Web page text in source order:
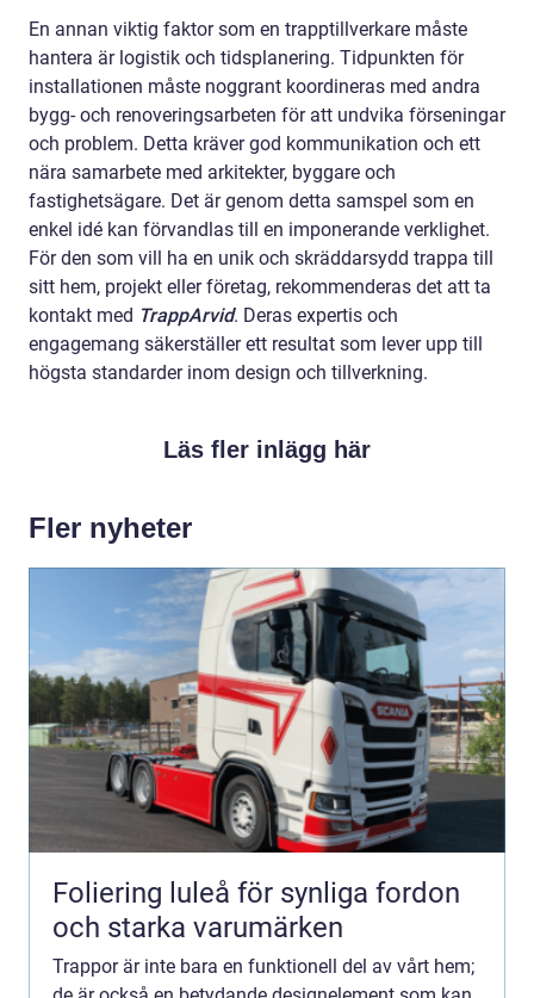
En annan viktig faktor som en trapptillverkare måste
hantera är logistik och tidsplanering. Tidpunkten för
installationen måste noggrant koordineras med andra
bygg- och renoveringsarbeten för att undvika förseningar
och problem. Detta kräver god kommunikation och ett
nära samarbete med arkitekter, byggare och
fastighetsägare. Det är genom detta samspel som en
enkel idé kan förvandlas till en imponerande verklighet.
För den som vill ha en unik och skräddarsydd trappa till
sitt hem, projekt eller företag, rekommenderas det att ta
kontakt med TrappArvid. Deras expertis och
engagemang säkerställer ett resultat som lever upp till
högsta standarder inom design och tillverkning.
Läs fler inlägg här
Fler nyheter
Foliering luleå för synliga fordon
och starka varumärken
Trappor är inte bara en funktionell del av vårt hem;